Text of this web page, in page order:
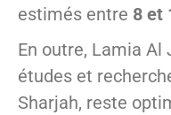
estimés entre 8 et
En outre, Lamia
études et
Sharjah, reste